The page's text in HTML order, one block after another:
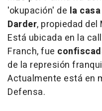
'okupación' de la
Darder, propiedad
Está ubicada en la
Franch, fue
de la represión
Actualmente está en
Defensa.